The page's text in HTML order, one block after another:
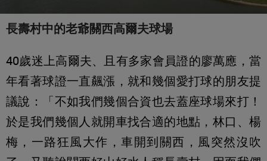
長壽村中的老爺關西高爾夫球場
40歲迷上高爾夫、且有多家會員證的廖萬應，當
年看著球證一直飆漲，就和幾個愛打球的朋友提
議說：「不如我們幾個合資也去蓋座球場來打！
於是我們幾個人就開車找合適的地點，林口、楊
梅，一路狂風大作，車開到關西，風突然沒吹